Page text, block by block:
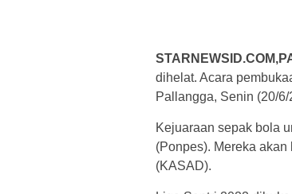
dihelat. Acara
Pallangga, Senin (20/
Kejuaraan sepak bola
(Ponpes). Mereka
(KASAD).